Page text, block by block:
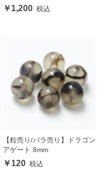
1,200
【粒売り/バラ売り】ドラゴン
アゲート 8mm
120